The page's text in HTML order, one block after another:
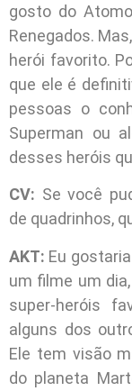
gosto do
Renegados.
herói favorito.
que ele é
pessoas o
Superman ou
desses heróis
CV: Se você
de quadrinhos,
AKT: Eu
um filme um
super-heróis
alguns dos
Ele tem visão
do planeta